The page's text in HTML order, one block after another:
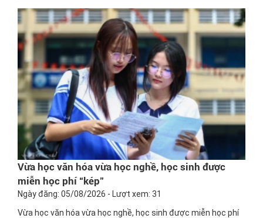
Vừa học văn hóa vừa học nghề, học sinh được
miễn học phí “kép"
Ngày đăng: 05/08/2026 - Lượt xem: 31
Vừa học văn hóa vừa học nghề, học sinh được miễn học phí